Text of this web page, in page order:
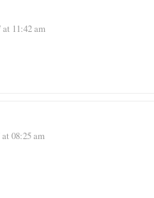
11:42 am
at 08:25 am